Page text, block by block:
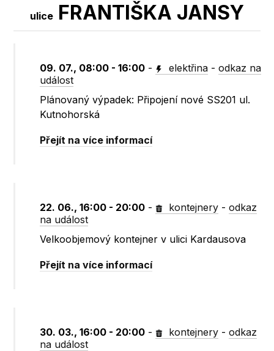
ulice FRANTIŠKA JANSY
09. 07., 08:00 - 16:00 - elektřina -odkaz na
událost
Plánovaný výpadek: Připojení nové SS201 ul.
Kutnohorská
Přejít na více informací
22. 06., 16:00 - 20:00 - kontejnery -odkaz
na událost
Velkoobjemový kontejner v ulici Kardausova
Přejít na více informací
30. 03., 16:00 - 20:00 - kontejnery -odkaz
na událost